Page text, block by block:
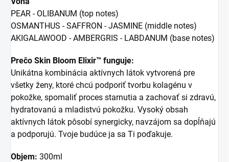
PEAR - OLIBANUM (top notes)
OSMANTHUS - SAFFRON - JASMINE (middle notes)
AKIGALAWOOD - AMBERGRIS - LABDANUM (base notes)
Prečo Skin Bloom Elixir™ funguje:
Unikátna kombinácia aktívnych látok vytvorená pre
všetky ženy, ktoré chcú podporiť tvorbu kolagénu v
pokožke, spomaliť proces starnutia a zachovať si zdravú,
hydratovanú a mladistvú pokožku. Vysoký obsah
aktívnych látok pôsobí synergicky, navzájom sa dopĺňajú
a podporujú. Tvoje budúce ja sa Ti poďakuje.
Objem: 300ml